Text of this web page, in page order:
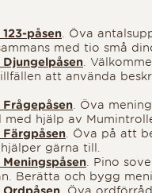
påsen. Öva
med tio små
Djungelpåsen.
att använda
Frågepåsen. Öva
hjälp av
Färgpåsen. Öva på att
gärna till.
. Pino
Berätta och bygg